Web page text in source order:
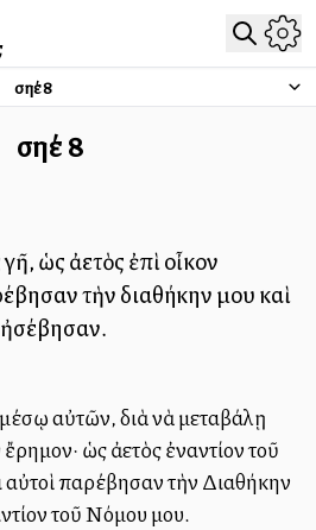
Ὡσηέ8
Ὡσηέ8
ὡς ἀετὸς ἐπὶ οἶκον
τὴν διαθήκην μου καὶ
μέσῳ αὐτῶν, διὰ νὰ μεταβάλῃ
ὡς ἀετὸς ἐναντίον τοῦ
αὐτοὶ παρέβησαν τὴν Διαθήκην
τοῦ Νόμου μου.